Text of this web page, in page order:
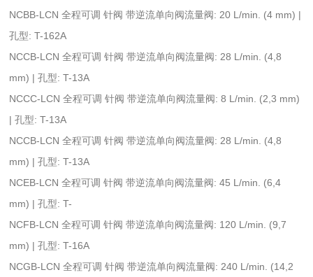
NCBB-LCN 全程可调 针阀 带逆流单向阀流量阀: 20 L/min. (4 mm) |
孔型: T-162A
NCCB-LCN 全程可调 针阀 带逆流单向阀流量阀: 28 L/min. (4,8
mm) | 孔型: T-13A
NCCC-LCN 全程可调 针阀 带逆流单向阀流量阀: 8 L/min. (2,3 mm)
| 孔型: T-13A
NCCB-LCN 全程可调 针阀 带逆流单向阀流量阀: 28 L/min. (4,8
mm) | 孔型: T-13A
NCEB-LCN 全程可调 针阀 带逆流单向阀流量阀: 45 L/min. (6,4
mm) | 孔型: T-
NCFB-LCN 全程可调 针阀 带逆流单向阀流量阀: 120 L/min. (9,7
mm) | 孔型: T-16A
NCGB-LCN 全程可调 针阀 带逆流单向阀流量阀: 240 L/min. (14,2